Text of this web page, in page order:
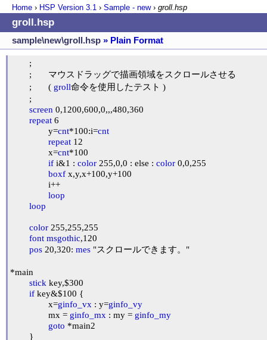
Home › HSP Version 3.1 › Sample - new› groll.hsp
groll.hsp
sample\new\groll.hsp » Plain Format
	;	(
groll命令を使用したテスト )
screen 0,1200,600,0,,,480,360
repeat 6
		y=
cnt*100:i=cnt
repeat 12
		x=
cnt*100
if i&1 : color 255,0,0 : else : color 0,0,255
boxf x,y,x+100,y+100
loop
loop
color 255,255,255
font msgothic,120
pos 20,320: mes "スクロールできます。"
*main
stick key,$300
if key&$100 {
		x=
ginfo_vx : y=ginfo_vy
		mx =
ginfo_mx : my = ginfo_my
goto *main2